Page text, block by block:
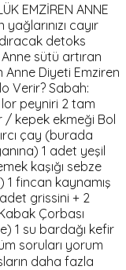
EMZİREN ANNE
cayır
detoks
sütü artıran
Anne Diyeti Emziren
Verir? Sabah:
lor peyniri 2 tam
kepek ekmeği Bol
çay (burada
1 adet yeşil
kaşığı sebze
1 fincan kaynamış
grissini + 2
Çorbası
1 su bardağı kefir
soruları yorum
daha fazla